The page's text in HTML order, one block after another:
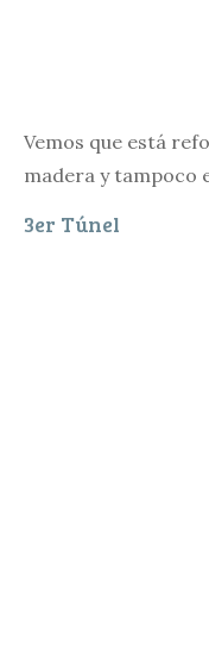
Vemos que está
madera y tampoco
3er Túnel